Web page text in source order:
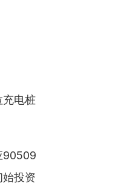
充电桩
90509
投资